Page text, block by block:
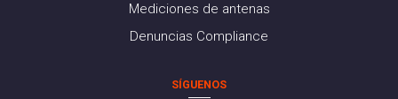
Mediciones de antenas
Denuncias Compliance
SÍGUENOS